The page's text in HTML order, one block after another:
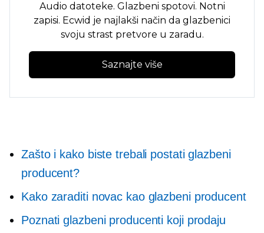
Audio datoteke. Glazbeni spotovi. Notni
zapisi. Ecwid je najlakši način da glazbenici
svoju strast pretvore u zaradu.
Saznajte više
Zašto i kako biste trebali postati glazbeni
producent?
Kako zaraditi novac kao glazbeni producent
Poznati glazbeni producenti koji prodaju